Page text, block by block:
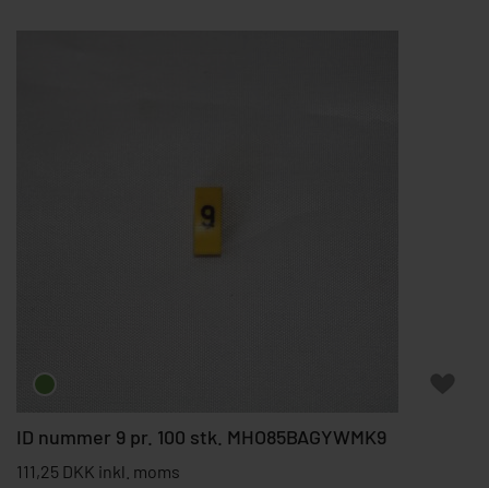
ID nummer 9 pr. 100 stk. MHO85BAGYWMK9
111,25 DKK inkl. moms